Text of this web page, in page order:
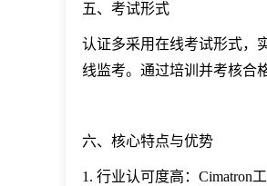
五、考试形式
认证多采用在线考试形式，
线监考。通过培训并考核合
六、核心特点与优势
1. 行业认可度高：Cimatron